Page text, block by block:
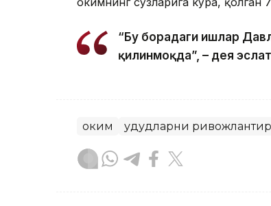
“Бу борадаги ишлар
қилинмоқда”, – дея
Ҳоким Ҳудудларни